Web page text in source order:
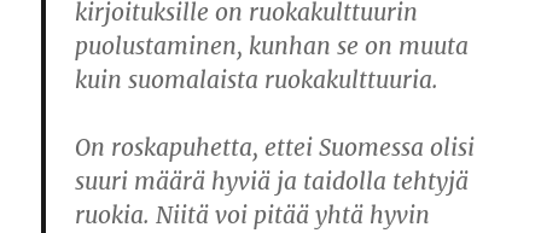
kirjoituksille on ruokakulttuurin
puolustaminen, kunhan se on muuta
kuin suomalaista ruokakulttuuria.
On roskapuhetta, ettei Suomessa olisi
suuri määrä hyviä ja taidolla tehtyjä
ruokia. Niitä voi pitää yhtä hyvin